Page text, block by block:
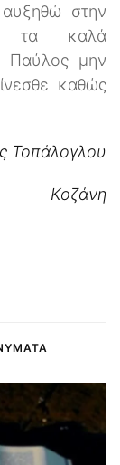
στην
τα καλά
Παύλος μην
καθώς
Τοπάλογλου
Κοζάνη